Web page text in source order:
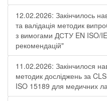
12.02.2026: Закінчилось
та валідація методик
з вимогами ДСТУ EN ISO/
рекомендацій"
11.02.2026: Закінчилося
методик досліджень за
ISO 15189 для медичних